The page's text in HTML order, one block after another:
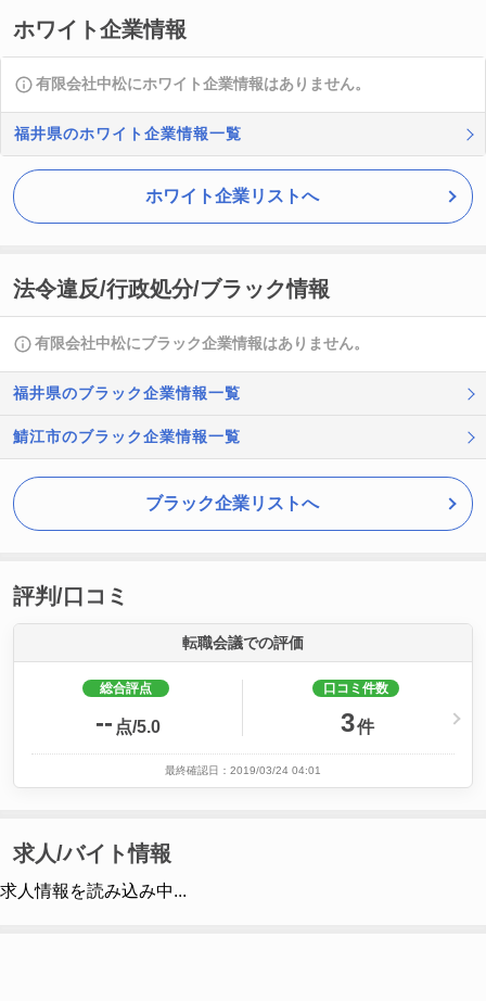
ホワイト企業情報
有限会社中松にホワイト企業情報はありません。
福井県のホワイト企業情報一覧
ホワイト企業リストへ
法令違反/行政処分/ブラック情報
有限会社中松にブラック企業情報はありません。
福井県のブラック企業情報一覧
鯖江市のブラック企業情報一覧
ブラック企業リストへ
評判/口コミ
転職会議での評価
総合評点
-- 点/5.0
口コミ件数
3件
最終確認日：2019/03/24 04:01
求人/バイト情報
求人情報を読み込み中...